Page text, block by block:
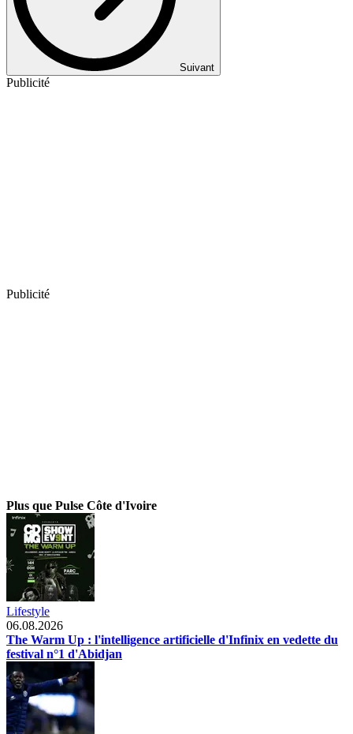
Suivant
Publicité
Publicité
Plus que Pulse Côte d'Ivoire
Lifestyle
06.08.2026
The Warm Up : l'intelligence artificielle d'Infinix en vedette du
festival n°1 d'Abidjan